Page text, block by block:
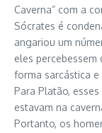
Caverna” com a
Sócrates é
angariou um
eles percebessem
forma sarcástica e
Para Platão,
estavam na
Portanto, os